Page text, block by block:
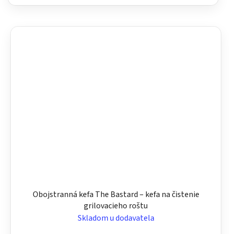
Obojstranná kefa The Bastard – kefa na čistenie
grilovacieho roštu
Skladom u dodavatela